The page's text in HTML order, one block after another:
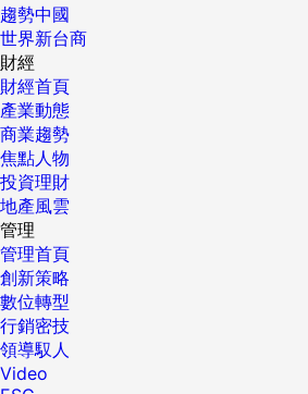
趨勢中國
世界新台商
財經
財經首頁
產業動態
商業趨勢
焦點人物
投資理財
地產風雲
管理
管理首頁
創新策略
數位轉型
行銷密技
領導馭人
Video